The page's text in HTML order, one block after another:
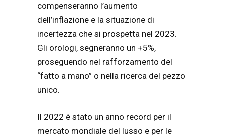
compenseranno l’aumento
dell’inflazione e la situazione di
incertezza che si prospetta nel 2023.
Gli orologi, segneranno un +5%,
proseguendo nel rafforzamento del
“fatto a mano” o nella ricerca del pezzo
unico.
Il 2022 è stato un anno record per il
mercato mondiale del lusso e per le